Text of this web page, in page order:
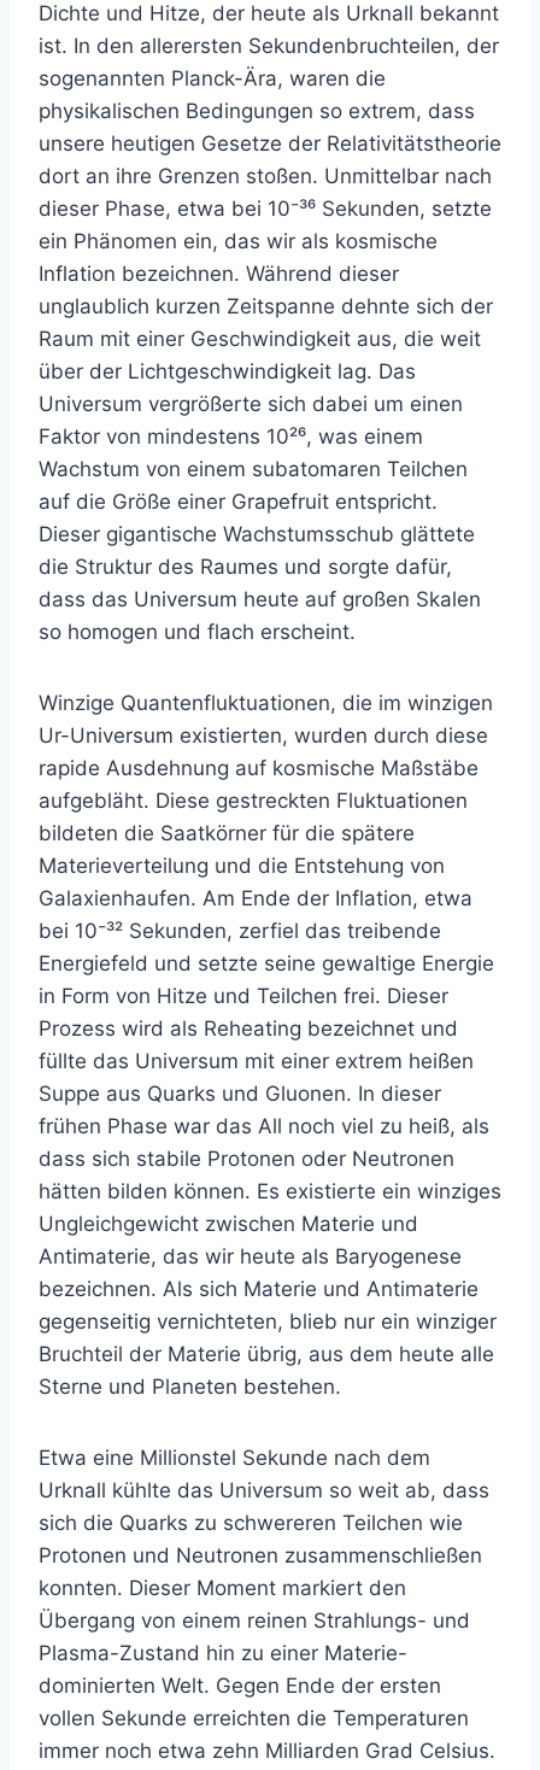
Dichte und Hitze, der heute als Urknall bekannt
ist. In den allerersten Sekundenbruchteilen, der
sogenannten Planck-Ära, waren die
physikalischen Bedingungen so extrem, dass
unsere heutigen Gesetze der Relativitätstheorie
dort an ihre Grenzen stoßen. Unmittelbar nach
dieser Phase, etwa bei 10⁻³⁶ Sekunden, setzte
ein Phänomen ein, das wir als kosmische
Inflation bezeichnen. Während dieser
unglaublich kurzen Zeitspanne dehnte sich der
Raum mit einer Geschwindigkeit aus, die weit
über der Lichtgeschwindigkeit lag. Das
Universum vergrößerte sich dabei um einen
Faktor von mindestens 10²⁶, was einem
Wachstum von einem subatomaren Teilchen
auf die Größe einer Grapefruit entspricht.
Dieser gigantische Wachstumsschub glättete
die Struktur des Raumes und sorgte dafür,
dass das Universum heute auf großen Skalen
so homogen und flach erscheint.
Winzige Quantenfluktuationen, die im winzigen
Ur-Universum existierten, wurden durch diese
rapide Ausdehnung auf kosmische Maßstäbe
aufgebläht. Diese gestreckten Fluktuationen
bildeten die Saatkörner für die spätere
Materieverteilung und die Entstehung von
Galaxienhaufen. Am Ende der Inflation, etwa
bei 10⁻³² Sekunden, zerfiel das treibende
Energiefeld und setzte seine gewaltige Energie
in Form von Hitze und Teilchen frei. Dieser
Prozess wird als Reheating bezeichnet und
füllte das Universum mit einer extrem heißen
Suppe aus Quarks und Gluonen. In dieser
frühen Phase war das All noch viel zu heiß, als
dass sich stabile Protonen oder Neutronen
hätten bilden können. Es existierte ein winziges
Ungleichgewicht zwischen Materie und
Antimaterie, das wir heute als Baryogenese
bezeichnen. Als sich Materie und Antimaterie
gegenseitig vernichteten, blieb nur ein winziger
Bruchteil der Materie übrig, aus dem heute alle
Sterne und Planeten bestehen.
Etwa eine Millionstel Sekunde nach dem
Urknall kühlte das Universum so weit ab, dass
sich die Quarks zu schwereren Teilchen wie
Protonen und Neutronen zusammenschließen
konnten. Dieser Moment markiert den
Übergang von einem reinen Strahlungs- und
Plasma-Zustand hin zu einer Materie-
dominierten Welt. Gegen Ende der ersten
vollen Sekunde erreichten die Temperaturen
immer noch etwa zehn Milliarden Grad Celsius.